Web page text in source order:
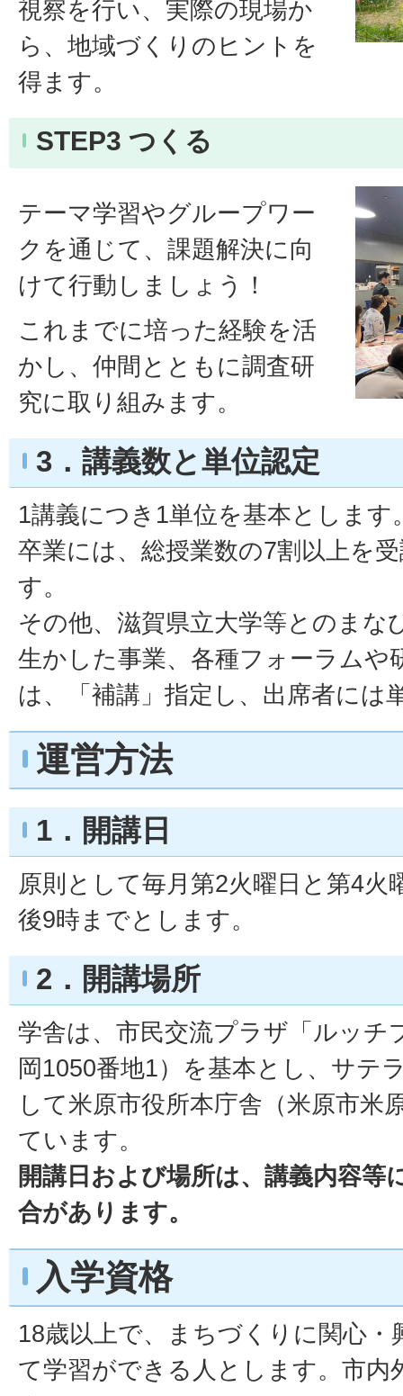
視察を行い、実際の現場か
ら、地域づくりのヒントを
得ます。
STEP3 つくる
テーマ学習やグループワー
クを通じて、課題解決に向
けて行動しましょう！
これまでに培った経験を活
かし、仲間とともに調査研
究に取り組みます。
3．講義数と単位認定
1講義につき1単位を基本とします
卒業には、総授業数の7割以上を
す。
その他、滋賀県立大学等とのまな
生かした事業、各種フォーラムや
は、「補講」指定し、出席者には
運営方法
1．開講日
原則として毎月第2火曜日と第4火
後9時までとします。
2．開講場所
学舎は、市民交流プラザ「ルッチ
岡1050番地1）を基本とし、サテ
して米原市役所本庁舎（米原市米
ています。
開講日および場所は、講義内容等
合があります。
入学資格
18歳以上で、まちづくりに関心・
て学習ができる人とします。市内